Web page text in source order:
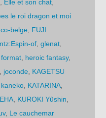
Elle et son chat
le roi dragon et moi
belge FUJI
of ,glenat
heroic fantasy,
joconde KAGETSU
kaneko KATARINA
KUROKI Yûshin
, Le cauchemar